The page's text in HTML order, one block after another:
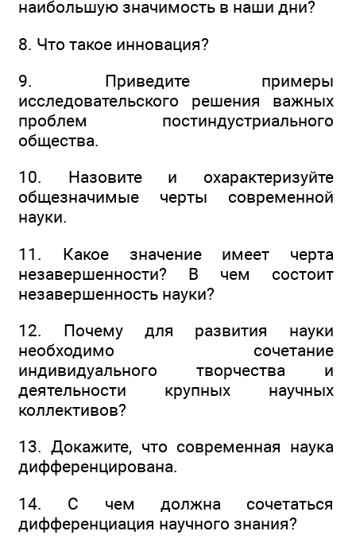
наибольшую значимость в наши дни?
8. Что такое инновация?
9. Приведите примеры
исследовательского решения важных
проблем постиндустриального
общества.
10. Назовите и охарактеризуйте
общезначимые черты современной
науки.
11. Какое значение имеет черта
незавершенности? В чем состоит
незавершенность науки?
12. Почему для развития науки
необходимо сочетание
индивидуального творчества и
деятельности крупных научных
коллективов?
13. Докажите, что современная наука
дифференцирована.
14. С чем должна сочетаться
дифференциация научного знания?